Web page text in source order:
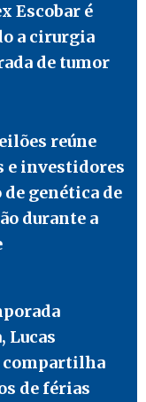
Escobar é
a cirurgia
de tumor
reúne
e investidores
genética de
durante a
Lucas
de férias